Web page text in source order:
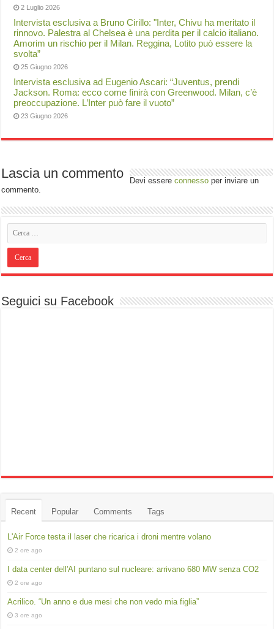
2 Luglio 2026
Intervista esclusiva a Bruno Cirillo: "Inter, Chivu ha meritato il
rinnovo. Palestra al Chelsea è una perdita per il calcio italiano.
Amorim un rischio per il Milan. Reggina, Lotito può essere la
svolta”
25 Giugno 2026
Intervista esclusiva ad Eugenio Ascari: “Juventus, prendi
Jackson. Roma: ecco come finirà con Greenwood. Milan, c’è
preoccupazione. L’Inter può fare il vuoto”
23 Giugno 2026
Lascia un commento Devi essereconnesso per inviare un
commento.
Seguici su Facebook
Recent Popular Comments Tags
L'Air Force testa il laser che ricarica i droni mentre volano
2 ore ago
I data center dell'AI puntano sul nucleare: arrivano 680 MW senza CO2
2 ore ago
Acrilico. “Un anno e due mesi che non vedo mia figlia”
3 ore ago